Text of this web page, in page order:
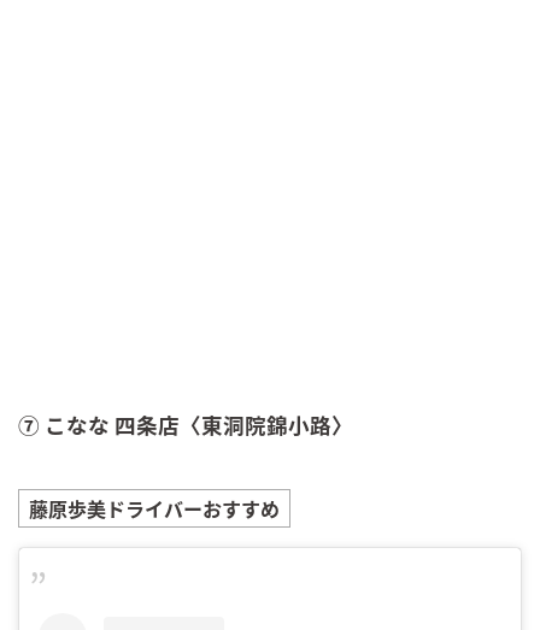
⑦ こなな 四条店〈東洞院錦小路〉
藤原歩美ドライバーおすすめ